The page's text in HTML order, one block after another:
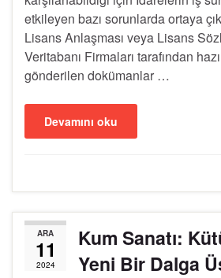
etkileyen bazı sorunlarda ortaya
Lisans Anlaşması veya Lisans
Veritabanı Firmaları tarafından
gönderilen dokümanlar …
Devamını oku
ARA
11
2024
Kum Sanatı:
Yeni Bir Dalga